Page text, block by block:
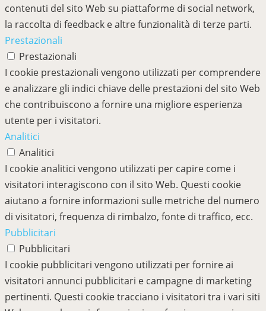
contenuti del sito Web su piattaforme di social network,
la raccolta di feedback e altre funzionalità di terze parti.
Prestazionali
Prestazionali
I cookie prestazionali vengono utilizzati per comprendere
e analizzare gli indici chiave delle prestazioni del sito Web
che contribuiscono a fornire una migliore esperienza
utente per i visitatori.
Analitici
Analitici
I cookie analitici vengono utilizzati per capire come i
visitatori interagiscono con il sito Web. Questi cookie
aiutano a fornire informazioni sulle metriche del numero
di visitatori, frequenza di rimbalzo, fonte di traffico, ecc.
Pubblicitari
Pubblicitari
I cookie pubblicitari vengono utilizzati per fornire ai
visitatori annunci pubblicitari e campagne di marketing
pertinenti. Questi cookie tracciano i visitatori tra i vari siti